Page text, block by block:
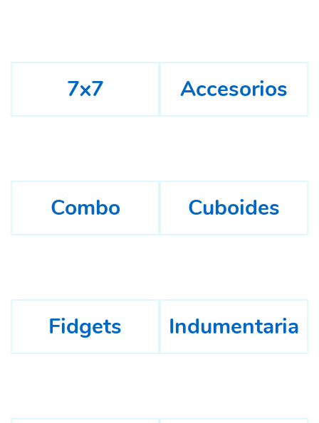
7x7 Accesorios
Combo Cuboides
Fidgets Indumentaria